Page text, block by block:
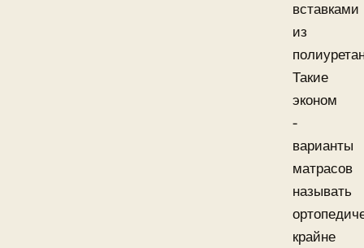
вставками
из
Такие
эконом
-
варианты
матрасов
называть
крайне